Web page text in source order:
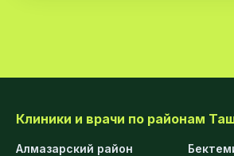
Клиники и врачи по районам
Алмазарский район